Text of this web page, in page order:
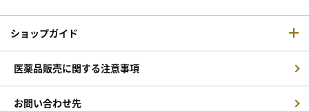
ショップガイド
医薬品販売に関する注意事項
お問い合わせ先